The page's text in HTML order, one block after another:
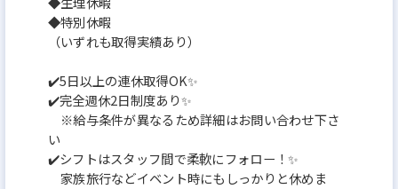
◆特別休暇
（いずれも取得実績あり）
✔️5日以上の連休取得OK✨
✔️完全週休2日制度あり✨
※給与条件が異なるため詳細はお問い合わせ下さ
い
✔️シフトはスタッフ間で柔軟にフォロー！✨
家族旅行などイベント時にもしっかりと休めま